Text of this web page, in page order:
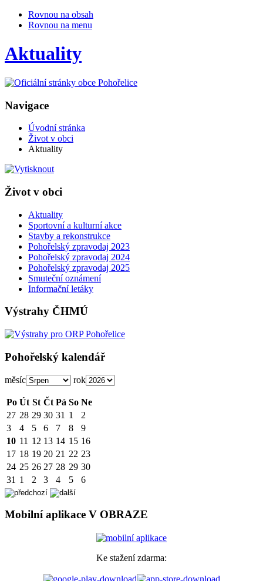
Rovnou na obsah
Rovnou na menu
Aktuality
Navigace
Úvodní stránka
Život v obci
Aktuality
Život v obci
Aktuality
Sportovní a kulturní akce
Stavby a rekonstrukce
Pohořelský zpravodaj 2023
Pohořelský zpravodaj 2024
Pohořelský zpravodaj 2025
Smuteční oznámení
Informační letáky
Výstrahy ČHMÚ
Pohořelský kalendář
měsíc rok
Po Út St Čt Pá So Ne
27 28 29 30 31 1
2
3
4 5 6 7 8
9
10 11 12 13 14 15 16
17 18 19 20 21 22 23
24 25 26 27 28 29 30
31 1 2 3 4 5 6
Mobilní aplikace V OBRAZE
Ke stažení zdarma: